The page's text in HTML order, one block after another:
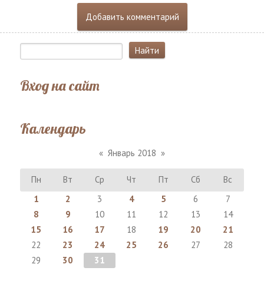
Вход на сайт
Календарь
« Январь 2018 »
Пн Вт Ср Чт Пт Сб
Вс
1
2 3 4 5 6
7
8
9 10 11 12 13
14
15
16 17 18 19 20
21
22
23 24 25 26 27
28
29
30 31